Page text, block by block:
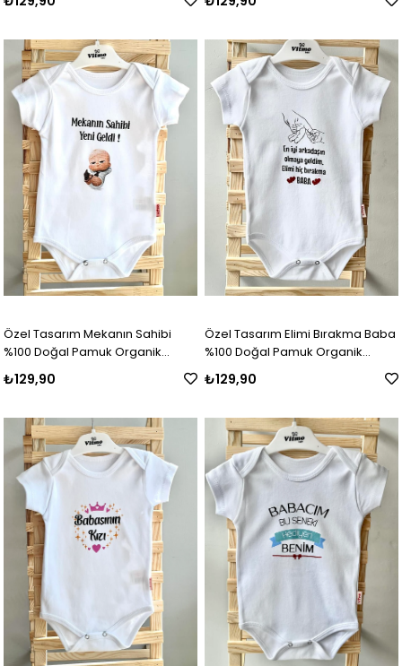
Badi Badi
Özel Tasarım Mekanın Sahibi
%100 Doğal Pamuk Organik
Baskılı Çıtçıtlı Body Zıbın Bebek
Badi
₺129,90
Özel Tasarım Elimi Bırakma Baba
%100 Doğal Pamuk Organik
Baskılı Çıtçıtlı Body Zıbın Bebek
Badi
₺129,90